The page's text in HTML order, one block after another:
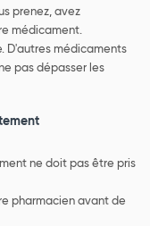
prenez, avez
médicament.
D'autres médicaments
pas dépasser les
ne doit pas être pris
pharmacien avant de